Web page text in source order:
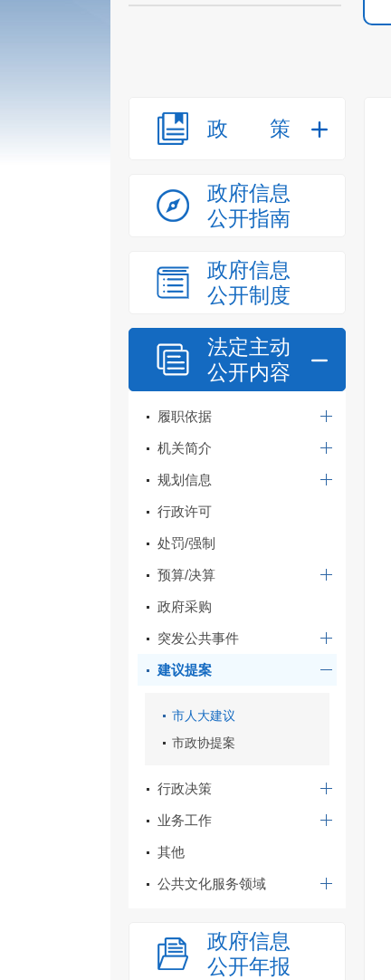
政策
政府信息
公开指南
政府信息
公开制度
法定主动
公开内容
履职依据
机关简介
规划信息
行政许可
处罚/强制
预算/决算
政府采购
突发公共事件
建议提案
市人大建议
市政协提案
行政决策
业务工作
其他
公共文化服务领域
政府信息
公开年报